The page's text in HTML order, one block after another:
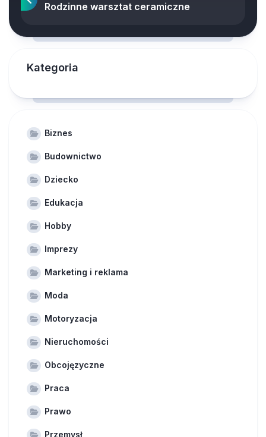
Rodzinne warsztat ceramiczne
Kategoria
Biznes
Budownictwo
Dziecko
Edukacja
Hobby
Imprezy
Marketing i reklama
Moda
Motoryzacja
Nieruchomości
Obcojęzyczne
Praca
Prawo
Przemysł